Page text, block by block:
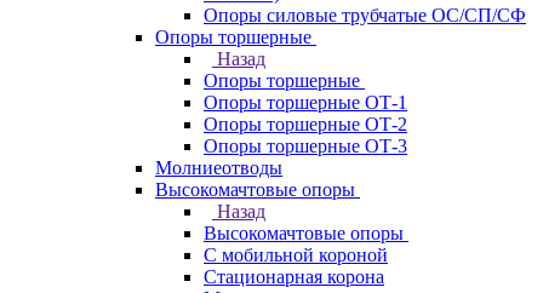
Опоры силовые трубчатые ОС/СП/СФ
Опоры торшерные
Назад
Опоры торшерные
Опоры торшерные ОТ-1
Опоры торшерные ОТ-2
Опоры торшерные ОТ-3
Молниеотводы
Высокомачтовые опоры
Назад
Высокомачтовые опоры
С мобильной короной
Стационарная корона